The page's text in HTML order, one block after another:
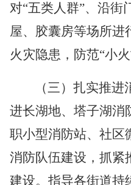
对“五类人群”、沿街
屋、胶囊房等场所进
火灾隐患，防范“小火
（三）扎实推进
进长湖地、塔子湖消
职小型消防站、社区
消防队伍建设， 抓紧
建设。指导各街道持